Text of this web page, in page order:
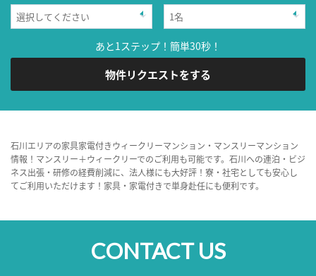
あと1ステップ！簡単30秒！
物件リクエストをする
石川エリアの家具家電付きウィークリーマンション・マンスリーマンション
情報！マンスリー＋ウィークリーでのご利用も可能です。石川への連泊・ビジ
ネス出張・研修の経費削減に、法人様にも大好評！寮・社宅としても安心し
てご利用いただけます！家具・家電付きで単身赴任にも便利です。
CONTACT US